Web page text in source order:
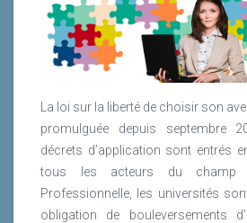
formations sans céder aux sirènes
Lire la suite
propos ici est de comprendre le
s’inscrit ce mouvement et d’en
contenu du nouveau «Référentiel
(RNQ)auquel seront soumis
formation. Objectif ? Obtenir la
qualité au 1er janvier 2021 !
Lire la suite
La loi sur la liberté de choisir son
promulguée depuis septembre
décrets d’application sont entrés
tous les acteurs du champ
Professionnelle, les universités
obligation de bouleversements